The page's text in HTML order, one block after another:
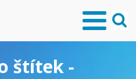
štítek -